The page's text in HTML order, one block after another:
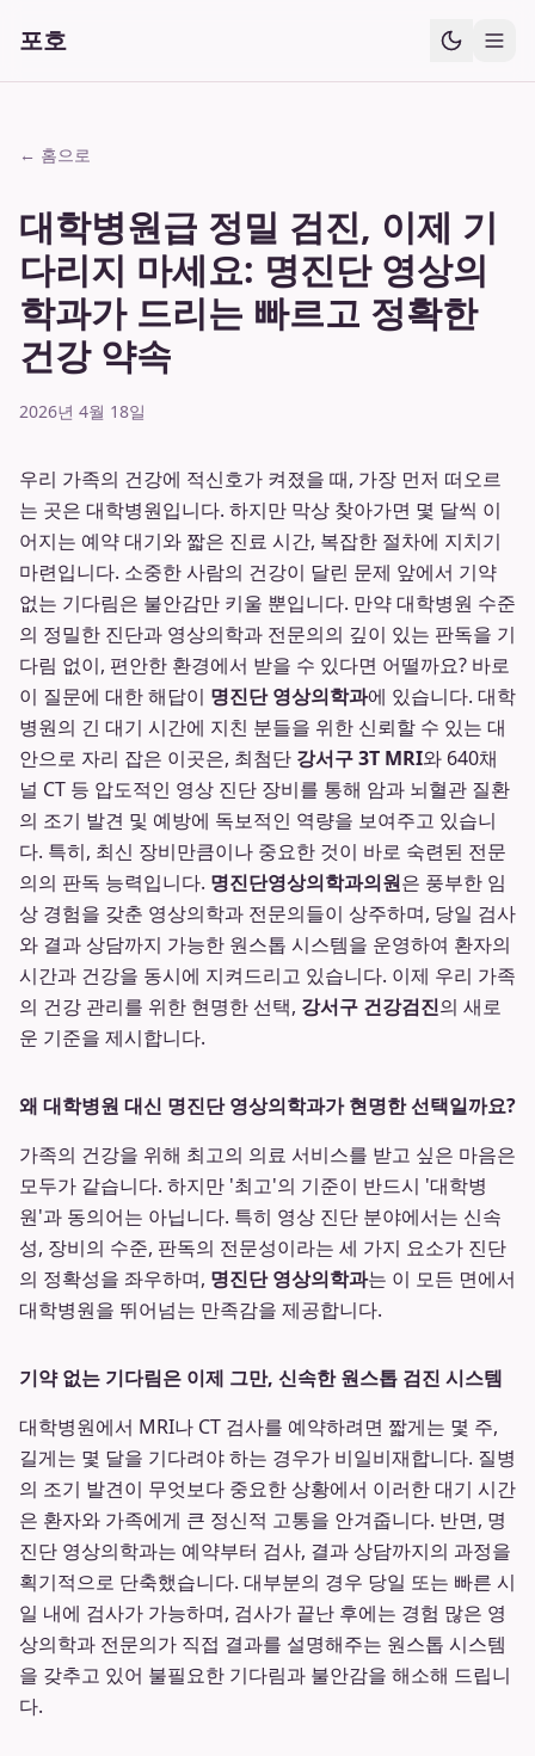
포호
← 홈으로
대학병원급 정밀 검진, 이제 기
다리지 마세요: 명진단 영상의
학과가 드리는 빠르고 정확한
건강 약속
2026년 4월 18일
우리 가족의 건강에 적신호가 켜졌을 때, 가장 먼저 떠오르
는 곳은 대학병원입니다. 하지만 막상 찾아가면 몇 달씩 이
어지는 예약 대기와 짧은 진료 시간, 복잡한 절차에 지치기
마련입니다. 소중한 사람의 건강이 달린 문제 앞에서 기약
없는 기다림은 불안감만 키울 뿐입니다. 만약 대학병원 수준
의 정밀한 진단과 영상의학과 전문의의 깊이 있는 판독을 기
다림 없이, 편안한 환경에서 받을 수 있다면 어떨까요? 바로
이 질문에 대한 해답이 명진단 영상의학과에 있습니다. 대학
병원의 긴 대기 시간에 지친 분들을 위한 신뢰할 수 있는 대
안으로 자리 잡은 이곳은, 최첨단 강서구 3T MRI와 640채
널 CT 등 압도적인 영상 진단 장비를 통해 암과 뇌혈관 질환
의 조기 발견 및 예방에 독보적인 역량을 보여주고 있습니
다. 특히, 최신 장비만큼이나 중요한 것이 바로 숙련된 전문
의의 판독 능력입니다. 명진단영상의학과의원은 풍부한 임
상 경험을 갖춘 영상의학과 전문의들이 상주하며, 당일 검사
와 결과 상담까지 가능한 원스톱 시스템을 운영하여 환자의
시간과 건강을 동시에 지켜드리고 있습니다. 이제 우리 가족
의 건강 관리를 위한 현명한 선택, 강서구 건강검진의 새로
운 기준을 제시합니다.
왜 대학병원 대신 명진단 영상의학과가 현명한 선택일까요?
가족의 건강을 위해 최고의 의료 서비스를 받고 싶은 마음은
모두가 같습니다. 하지만 '최고'의 기준이 반드시 '대학병
원'과 동의어는 아닙니다. 특히 영상 진단 분야에서는 신속
성, 장비의 수준, 판독의 전문성이라는 세 가지 요소가 진단
의 정확성을 좌우하며, 명진단 영상의학과는 이 모든 면에서
대학병원을 뛰어넘는 만족감을 제공합니다.
기약 없는 기다림은 이제 그만, 신속한 원스톱 검진 시스템
대학병원에서 MRI나 CT 검사를 예약하려면 짧게는 몇 주,
길게는 몇 달을 기다려야 하는 경우가 비일비재합니다. 질병
의 조기 발견이 무엇보다 중요한 상황에서 이러한 대기 시간
은 환자와 가족에게 큰 정신적 고통을 안겨줍니다. 반면, 명
진단 영상의학과는 예약부터 검사, 결과 상담까지의 과정을
획기적으로 단축했습니다. 대부분의 경우 당일 또는 빠른 시
일 내에 검사가 가능하며, 검사가 끝난 후에는 경험 많은 영
상의학과 전문의가 직접 결과를 설명해주는 원스톱 시스템
을 갖추고 있어 불필요한 기다림과 불안감을 해소해 드립니
다.